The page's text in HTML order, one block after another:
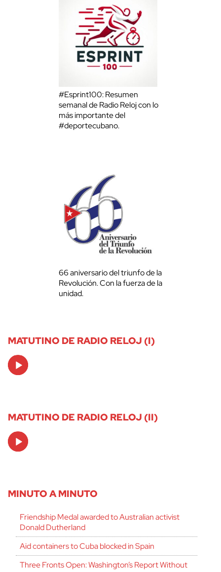
#Esprint100: Resumen
semanal de Radio Reloj con lo
más importante del
#deportecubano.
66 aniversario del triunfo de la
Revolución. Con la fuerza de la
unidad.
MATUTINO DE RADIO RELOJ (I)
Audio
Player
MATUTINO DE RADIO RELOJ (II)
Audio
Player
MINUTO A MINUTO
Friendship Medal awarded to Australian activist
Donald Dutherland
Aid containers to Cuba blocked in Spain
Three Fronts Open: Washington’s Report Without